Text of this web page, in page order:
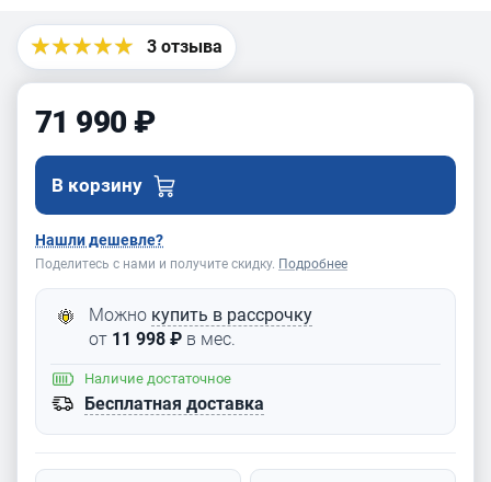
BELMASH
MDC1800
3 отзыва
71 990 ₽
В корзину
Нашли дешевле?
Поделитесь с нами и получите скидку. Подробнее
Можно купить в рассрочку
от 11 998 ₽ в мес.
Наличие достаточное
Бесплатная доставка